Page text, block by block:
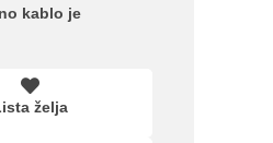
kablo je
želja
Lista želja